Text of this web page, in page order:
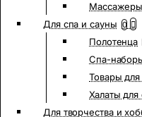
Массажеры
Для спа и сауны 0
Полотенца
Спа-
Товары
Халаты для
Для творчества и